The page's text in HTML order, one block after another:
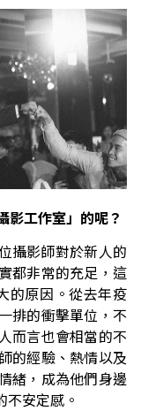
工作室」的呢？
攝影師對於新人的
都非常的充足，這
的原因。從去年疫
排的衝擊單位，不
而言也會相當的不
的經驗、熱情以及
緒，成為他們身邊
安定感。